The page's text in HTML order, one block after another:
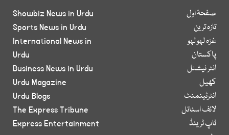
صفحۂ اول
تازہ ترین
غزہ لہو لہو
پاکستان
انٹر نیشنل
کھیل
انٹرٹینمنٹ
لائف اسٹائل
ٹاپ ٹرینڈ
Showbiz News in Urdu
Sports News in Urdu
International News in
Urdu
Business News in Urdu
Urdu Magazine
Urdu Blogs
The Express Tribune
Express Entertainment